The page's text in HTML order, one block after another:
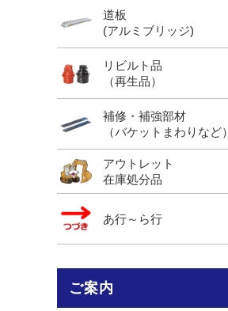
道板
(アルミブリッジ)
リビルト品
（再生品）
補修・補強部材
（バケットまわりなど）
アウトレット
在庫処分品
あ行～ら行
ご案内